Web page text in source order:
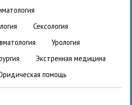
сексология
урология
экстренная медицина
юридическая помощь